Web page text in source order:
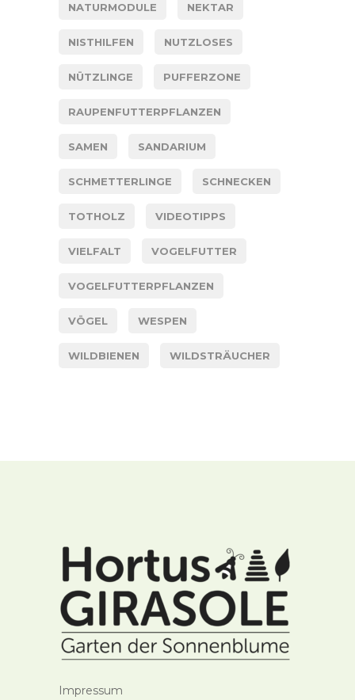
NATURMODULE NEKTAR
NISTHILFEN NUTZLOSES
NÜTZLINGE PUFFERZONE
RAUPENFUTTERPFLANZEN
SAMEN SANDARIUM
SCHMETTERLINGE SCHNECKEN
TOTHOLZ VIDEOTIPPS
VIELFALT VOGELFUTTER
VOGELFUTTERPFLANZEN
VÖGEL WESPEN
WILDBIENEN WILDSTRÄUCHER
Impressum